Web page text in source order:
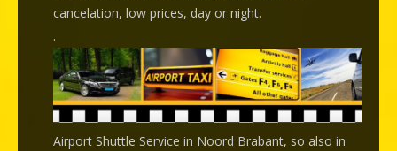
cancelation, low prices, day or night.
.
Airport Shuttle Service in Noord Brabant, so also in